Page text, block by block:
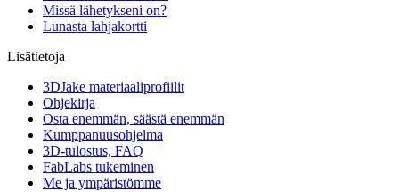
Missä lähetykseni on?
Lunasta lahjakortti
Lisätietoja
3DJake materiaaliprofiilit
Ohjekirja
Osta enemmän, säästä enemmän
Kumppanuusohjelma
3D-tulostus, FAQ
FabLabs tukeminen
Me ja ympäristömme